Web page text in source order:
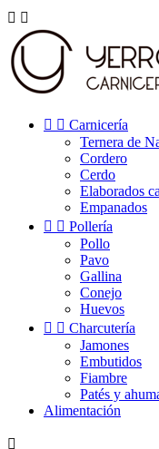
 
  Carnicería
Ternera de
Cordero
Cerdo
Elaborados
Empanados
  Pollería
Pollo
Pavo
Gallina
Conejo
Huevos
  Charcutería
Jamones
Embutidos
Fiambre
Patés y
Alimentación
